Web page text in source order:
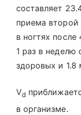
составляет
приема второй
в ногтях
1 раз в неделю
здоровых и 1.8
Vd
в организме.